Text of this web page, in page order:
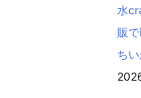
水
販
ち